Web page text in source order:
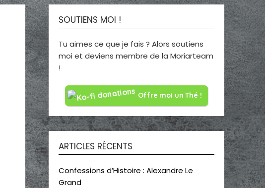
SOUTIENS MOI !
Tu aimes ce que je fais ? Alors soutiens
moi et deviens membre de la Moriarteam
!
Offre moi un Thé !
ARTICLES RÉCENTS
Confessions d’Histoire : Alexandre Le
Grand